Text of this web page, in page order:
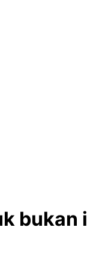
bukan